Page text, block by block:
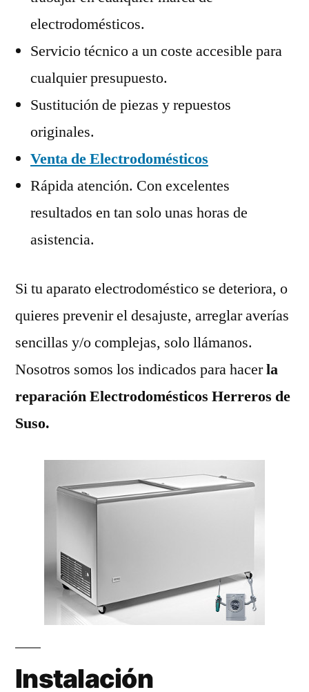
electrodomésticos.
Servicio técnico a un coste accesible para
cualquier presupuesto.
Sustitución de piezas y repuestos
originales.
Venta de Electrodomésticos
Rápida atención. Con excelentes
resultados en tan solo unas horas de
asistencia.
Si tu aparato electrodoméstico se deteriora, o
quieres prevenir el desajuste, arreglar averías
sencillas y/o complejas, solo llámanos.
Nosotros somos los indicados para hacerla
reparación Electrodomésticos Herreros de
Suso.
Instalación